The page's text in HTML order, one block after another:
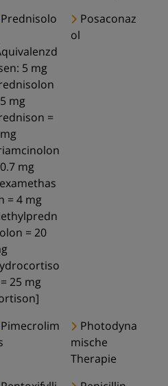
Prednisolo
5 mg
mg
=
mg
= 4 mg
= 20
25 mg
Posaconaz
ol
Pimecrolim
Photodyna
mische
Therapie